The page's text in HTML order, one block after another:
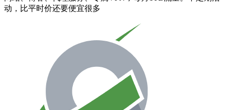
动，比平时价还要便宜很多